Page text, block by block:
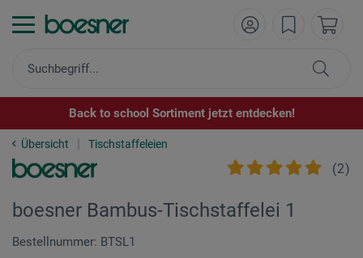
Back to school Sortiment jetzt entdecken!
Übersicht Tischstaffeleien
(2)
boesner Bambus-Tischstaffelei 1
Bestellnummer: BTSL1